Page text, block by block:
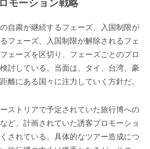
モーション戦略
自粛が継続するフェーズ、入国制限が
フェーズ、入国制限が解除されるフェ
ェーズを区切り、フェーズごとのプロ
討している。当面は、タイ、台湾、豪
離にある国々に注力していく方針だ。
ストリアで予定されていた旅行博への
ど、計画されていた誘客プロモーショ
されている。具体的なツアー造成につ